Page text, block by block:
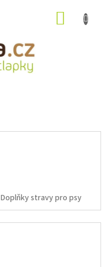
Doplňky stravy pro psy